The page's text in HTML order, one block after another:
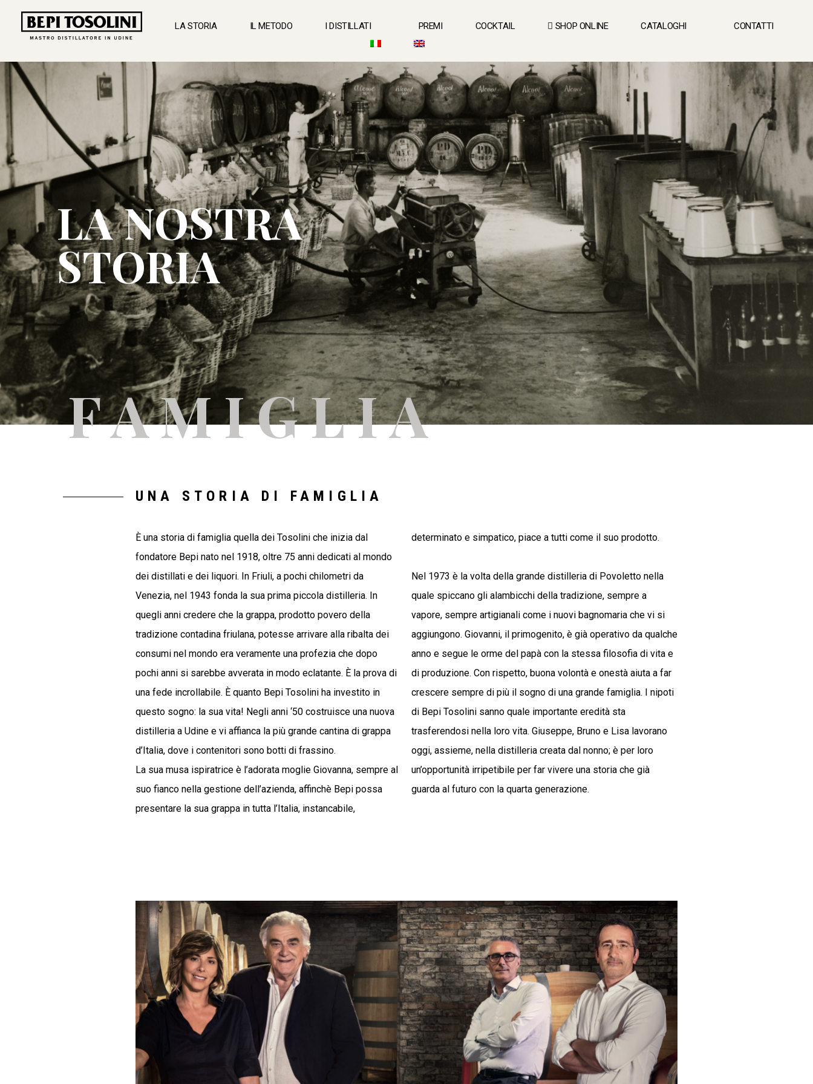
LA STORIA IL METODO I DISTILLATI PREMI COCKTAIL SHOP ONLINE CATALOGHI CONTATTI
LA NOSTRA
STORIA
FAMIGLIA
UNA STORIA DI FAMIGLIA
È una storia di famiglia quella dei Tosolini che inizia dal
fondatore Bepi nato nel 1918, oltre 75 anni dedicati al mondo
dei distillati e dei liquori. In Friuli, a pochi chilometri da
Venezia, nel 1943 fonda la sua prima piccola distilleria. In
quegli anni credere che la grappa, prodotto povero della
tradizione contadina friulana, potesse arrivare alla ribalta dei
consumi nel mondo era veramente una profezia che dopo
pochi anni si sarebbe avverata in modo eclatante. È la prova di
una fede incrollabile. È quanto Bepi Tosolini ha investito in
questo sogno: la sua vita! Negli anni ‘50 costruisce una nuova
distilleria a Udine e vi affianca la più grande cantina di grappa
d’Italia, dove i contenitori sono botti di frassino.
La sua musa ispiratrice è l’adorata moglie Giovanna, sempre al
suo fianco nella gestione dell’azienda, affinchè Bepi possa
presentare la sua grappa in tutta l’Italia, instancabile,
determinato e simpatico, piace a tutti come il suo prodotto.
Nel 1973 è la volta della grande distilleria di Povoletto nella
quale spiccano gli alambicchi della tradizione, sempre a
vapore, sempre artigianali come i nuovi bagnomaria che vi si
aggiungono. Giovanni, il primogenito, è già operativo da qualche
anno e segue le orme del papà con la stessa filosofia di vita e
di produzione. Con rispetto, buona volontà e onestà aiuta a far
crescere sempre di più il sogno di una grande famiglia. I nipoti
di Bepi Tosolini sanno quale importante eredità sta
trasferendosi nella loro vita. Giuseppe, Bruno e Lisa lavorano
oggi, assieme, nella distilleria creata dal nonno; è per loro
un’opportunità irripetibile per far vivere una storia che già
guarda al futuro con la quarta generazione.